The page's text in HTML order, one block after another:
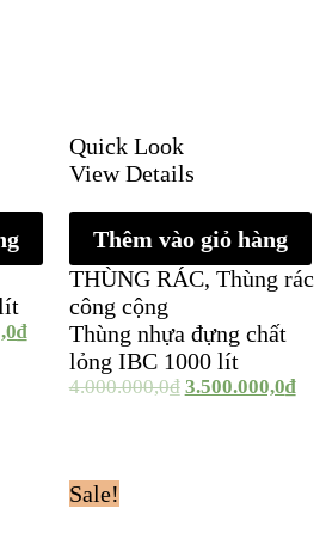
₫
Quick Look
View Details
Thêm vào giỏ hàng
THÙNG RÁC, Thùng rác
công cộng
Thùng nhựa đựng chất
lỏng IBC 1000 lít
4.000.000,0₫ 3.500.000,0₫
Sale!